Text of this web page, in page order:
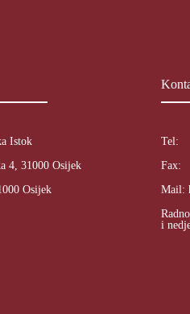
Istok
4, 31000 Osijek
Osijek
Tel:
Fax:
Mail:
i